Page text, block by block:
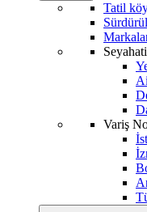
Tatil
Variş